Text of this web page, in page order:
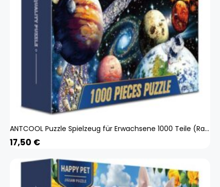
ANTCOOL Puzzle Spielzeug für Erwachsene 1000 Teile (Raum)
17,50 €